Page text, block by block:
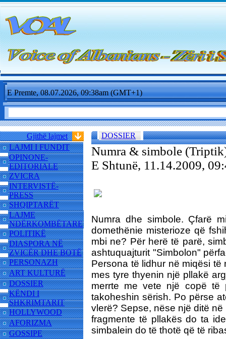
E Premte, 08.07.2026, 09:38am (GMT+1)
Gjithë lajmet
LAJMI I FUNDIT
OPINONE-
EDITORIALE
ZVICRA
INTERVISTË-
PRESS
SHQIPTARËT
LAJME
NDËRKOMBËTARE
POLITIKË
DIASPORA NË
ZVICËR DHE BOTË
PERSONAZH
ART KULTURË
DOSSIER
KËNDI I
SHKRIMTARIT
HOLLYWOOD
AFORIZMA
GOSSIPE
DOSSIER
Numra & simbole
E Shtunë, 11.14.2009,
Numra dhe simbole. Çfarë
domethënie misterioze që
mbi ne? Për herë të parë,
ashtuquajturit "Simbolon"
Persona të lidhur në miqësi
mes tyre thyenin një pllakë
merrte me vete një copë të
takoheshin sërish. Po përse
vlerë? Sepse, nëse një ditë
fragmente të pllakës do ta
simbalein do të thotë që të